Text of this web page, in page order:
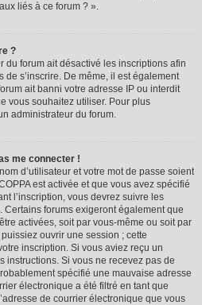
liés à ce forum ? ».
?
du forum ait désactivé les inscriptions afin
de s’inscrire. De même, il est également
ait banni votre adresse IP ou interdit
vous souhaitez utiliser. Pour plus
administrateur du forum.
me connecter !
d’utilisateur et votre mot de passe soient
est activée et que vous avez spécifié
l’inscription, vous devrez suivre les
forums exigeront également que
activées, soit par vous-même ou soit par
ouvrir une session ; cette
inscription. Si vous aviez reçu un
instructions. Si vous ne recevez pas de
spécifié une mauvaise adresse
électronique a été filtré en tant que
de courrier électronique que vous